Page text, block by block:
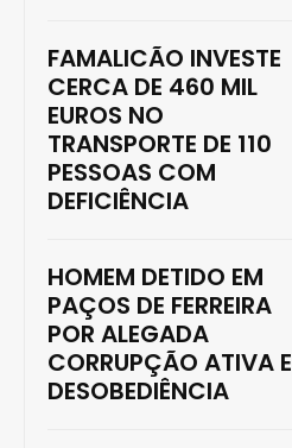
FAMALICÃO INVESTE
CERCA DE 460 MIL
EUROS NO
TRANSPORTE DE 110
PESSOAS COM
DEFICIÊNCIA
HOMEM DETIDO EM
PAÇOS DE FERREIRA
POR ALEGADA
CORRUPÇÃO ATIVA E
DESOBEDIÊNCIA